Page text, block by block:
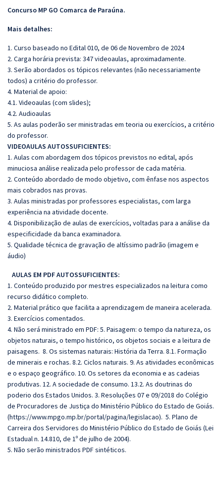
Concurso MP GO Comarca de Paraúna.
Mais detalhes:
1. Curso baseado no Edital 010, de 06 de Novembro de 2024
2. Carga horária prevista: 347 videoaulas, aproximadamente.
3. Serão abordados os tópicos relevantes (não necessariamente
todos) a critério do professor.
4. Material de apoio:
4.1. Videoaulas (com slides);
4.2. Audioaulas
5. As aulas poderão ser ministradas em teoria ou exercícios, a critério
do professor.
VIDEOAULAS AUTOSSUFICIENTES:
1. Aulas com abordagem dos tópicos previstos no edital, após
minuciosa análise realizada pelo professor de cada matéria.
2. Conteúdo abordado de modo objetivo, com ênfase nos aspectos
mais cobrados nas provas.
3. Aulas ministradas por professores especialistas, com larga
experiência na atividade docente.
4. Disponibilização de aulas de exercícios, voltadas para a análise da
especificidade da banca examinadora.
5. Qualidade técnica de gravação de altíssimo padrão (imagem e
áudio)
AULAS EM PDF AUTOSSUFICIENTES:
1. Conteúdo produzido por mestres especializados na leitura como
recurso didático completo.
2. Material prático que facilita a aprendizagem de maneira acelerada.
3. Exercícios comentados.
4. Não será ministrado em PDF: 5. Paisagem: o tempo da natureza, os
objetos naturais, o tempo histórico, os objetos sociais e a leitura de
paisagens. 8. Os sistemas naturais: História da Terra. 8.1. Formação
de minerais e rochas. 8.2. Ciclos naturais. 9. As atividades econômicas
e o espaço geográfico. 10. Os setores da economia e as cadeias
produtivas. 12. A sociedade de consumo. 13.2. As doutrinas do
poderio dos Estados Unidos. 3. Resoluções 07 e 09/2018 do Colégio
de Procuradores de Justiça do Ministério Público do Estado de Goiás.
(https://www.mpgo.mp.br/portal/pagina/legislacao). 5. Plano de
Carreira dos Servidores do Ministério Público do Estado de Goiás (Lei
Estadual n. 14.810, de 1º de julho de 2004).
5. Não serão ministrados PDF sintéticos.